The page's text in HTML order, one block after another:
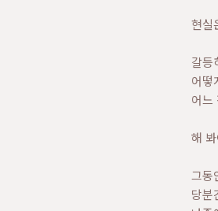
현실
갈등
어떻
어느
해
그동
당분